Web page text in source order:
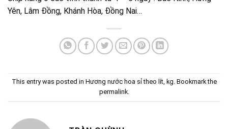
Yên, Lâm Đồng, Khánh Hòa, Đồng Nai…
This entry was posted in Hương nước hoa sỉ theo lít, kg. Bookmark the
permalink.